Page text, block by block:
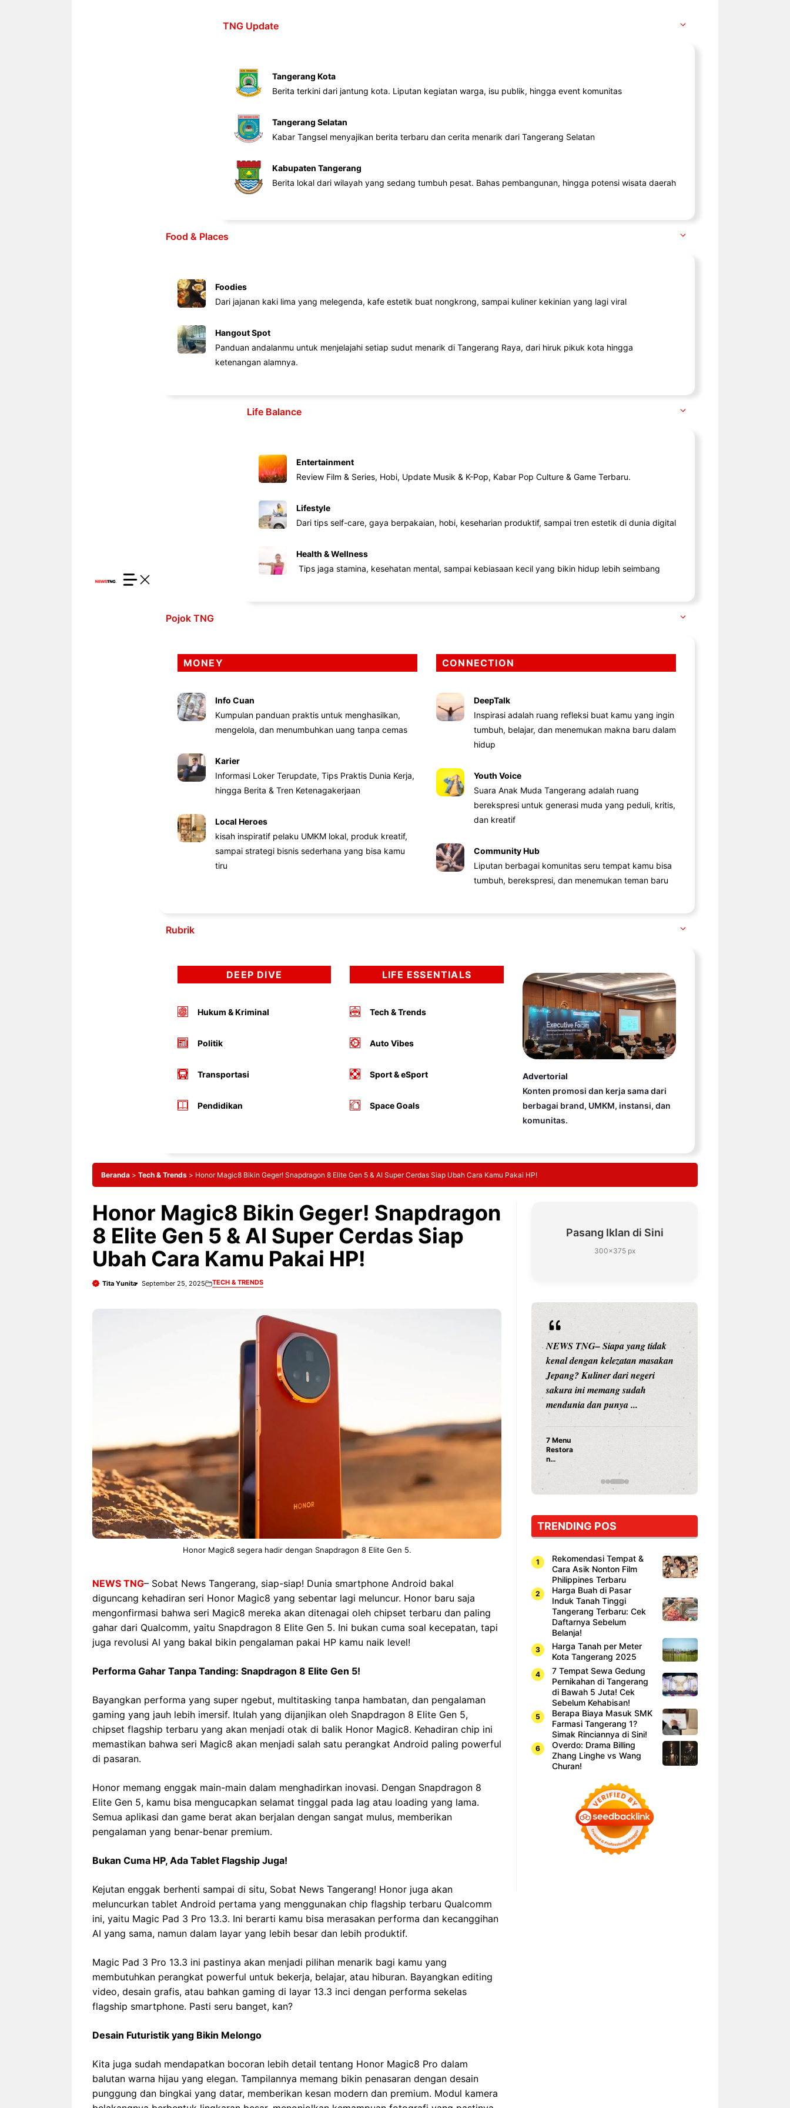
TNG Update
Tangerang Kota
Berita terkini dari jantung kota. Liputan kegiatan warga, isu publik, hingga event komunitas
Tangerang Selatan
Kabar Tangsel menyajikan berita terbaru dan cerita menarik dari Tangerang Selatan
Kabupaten Tangerang
Berita lokal dari wilayah yang sedang tumbuh pesat. Bahas pembangunan, hingga potensi wisata daerah
Food & Places
Foodies
Dari jajanan kaki lima yang melegenda, kafe estetik buat nongkrong, sampai kuliner kekinian yang lagi viral
Hangout Spot
Panduan andalanmu untuk menjelajahi setiap sudut menarik di Tangerang Raya, dari hiruk pikuk kota hingga
ketenangan alamnya.
Life Balance
Entertainment
Review Film & Series, Hobi, Update Musik & K-Pop, Kabar Pop Culture & Game Terbaru.
Lifestyle
Dari tips self-care, gaya berpakaian, hobi, keseharian produktif, sampai tren estetik di dunia digital
Health & Wellness
Tips jaga stamina, kesehatan mental, sampai kebiasaan kecil yang bikin hidup lebih seimbang
Pojok TNG
MONEY
Info Cuan
Kumpulan panduan praktis untuk menghasilkan,
mengelola, dan menumbuhkan uang tanpa cemas
Karier
Informasi Loker Terupdate, Tips Praktis Dunia Kerja,
hingga Berita & Tren Ketenagakerjaan
Local Heroes
kisah inspiratif pelaku UMKM lokal, produk kreatif,
sampai strategi bisnis sederhana yang bisa kamu
tiru
CONNECTION
DeepTalk
Inspirasi adalah ruang refleksi buat kamu yang ingin
tumbuh, belajar, dan menemukan makna baru dalam
hidup
Youth Voice
Suara Anak Muda Tangerang adalah ruang
berekspresi untuk generasi muda yang peduli, kritis,
dan kreatif
Community Hub
Liputan berbagai komunitas seru tempat kamu bisa
tumbuh, berekspresi, dan menemukan teman baru
Rubrik
DEEP DIVE
Hukum & Kriminal
Politik
Transportasi
Pendidikan
LIFE ESSENTIALS
Tech & Trends
Auto Vibes
Sport & eSport
Space Goals
Advertorial
Konten promosi dan kerja sama dari
berbagai brand, UMKM, instansi, dan
komunitas.
Beranda > Tech & Trends > Honor Magic8 Bikin Geger! Snapdragon 8 Elite Gen 5 & AI Super Cerdas Siap Ubah Cara Kamu Pakai HP!
Honor Magic8 Bikin Geger! Snapdragon
8 Elite Gen 5 & AI Super Cerdas Siap
Ubah Cara Kamu Pakai HP!
Tita Yunita September 25, 2025 TECH & TRENDS
Honor Magic8 segera hadir dengan Snapdragon 8 Elite Gen 5.
NEWS TNG– Sobat News Tangerang, siap-siap! Dunia smartphone Android bakal
diguncang kehadiran seri Honor Magic8 yang sebentar lagi meluncur. Honor baru saja
mengonfirmasi bahwa seri Magic8 mereka akan ditenagai oleh chipset terbaru dan paling
gahar dari Qualcomm, yaitu Snapdragon 8 Elite Gen 5. Ini bukan cuma soal kecepatan, tapi
juga revolusi AI yang bakal bikin pengalaman pakai HP kamu naik level!
Performa Gahar Tanpa Tanding: Snapdragon 8 Elite Gen 5!
Bayangkan performa yang super ngebut, multitasking tanpa hambatan, dan pengalaman
gaming yang jauh lebih imersif. Itulah yang dijanjikan oleh Snapdragon 8 Elite Gen 5,
chipset flagship terbaru yang akan menjadi otak di balik Honor Magic8. Kehadiran chip ini
memastikan bahwa seri Magic8 akan menjadi salah satu perangkat Android paling powerful
di pasaran.
Honor memang enggak main-main dalam menghadirkan inovasi. Dengan Snapdragon 8
Elite Gen 5, kamu bisa mengucapkan selamat tinggal pada lag atau loading yang lama.
Semua aplikasi dan game berat akan berjalan dengan sangat mulus, memberikan
pengalaman yang benar-benar premium.
Bukan Cuma HP, Ada Tablet Flagship Juga!
Kejutan enggak berhenti sampai di situ, Sobat News Tangerang! Honor juga akan
meluncurkan tablet Android pertama yang menggunakan chip flagship terbaru Qualcomm
ini, yaitu Magic Pad 3 Pro 13.3. Ini berarti kamu bisa merasakan performa dan kecanggihan
AI yang sama, namun dalam layar yang lebih besar dan lebih produktif.
Magic Pad 3 Pro 13.3 ini pastinya akan menjadi pilihan menarik bagi kamu yang
membutuhkan perangkat powerful untuk bekerja, belajar, atau hiburan. Bayangkan editing
video, desain grafis, atau bahkan gaming di layar 13.3 inci dengan performa sekelas
flagship smartphone. Pasti seru banget, kan?
Desain Futuristik yang Bikin Melongo
Kita juga sudah mendapatkan bocoran lebih detail tentang Honor Magic8 Pro dalam
balutan warna hijau yang elegan. Tampilannya memang bikin penasaran dengan desain
punggung dan bingkai yang datar, memberikan kesan modern dan premium. Modul kamera
Pasang Iklan di Sini
300×375 px
Nunung Srimulat & Vicky
Prasetyo Buka Restoran
Ayam Panggang! Cuma Rp
15 Ribu, Resep Rahasia
Mami Bikin Nagih!
NEWS TNG– Bandung –
Menyambut pergantian tahun
2026, restoran all you can eat
Kakkoii All You Can Eat Bandung
menghadirkan ...
Dari Iseng Jadi Cuan: Kisah
TUM_ATUL yang Ubah
NEWS TNG– Siapa yang tidak
kenal dengan kelezatan masakan
Jepang? Kuliner dari negeri
sakura ini memang sudah
mendunia dan punya ...
7 Menu
Restora
n
yang
Dicoba,
Cuma
Sushi!
TRENDING POS
Rekomendasi Tempat &
Cara Asik Nonton Film
Philippines Terbaru
Harga Buah di Pasar
Induk Tanah Tinggi
Tangerang Terbaru: Cek
Daftarnya Sebelum
Belanja!
Harga Tanah per Meter
Kota Tangerang 2025
7 Tempat Sewa Gedung
Pernikahan di Tangerang
di Bawah 5 Juta! Cek
Sebelum Kehabisan!
Berapa Biaya Masuk SMK
Farmasi Tangerang 1?
Simak Rinciannya di Sini!
Overdo: Drama Billing
Zhang Linghe vs Wang
Churan!